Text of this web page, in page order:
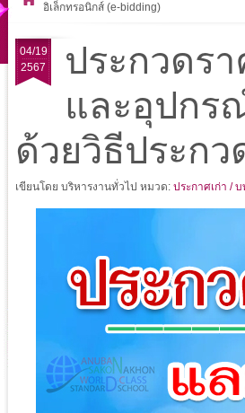
อิเล็กทรอนิกส์ (e-bidding)
04/19
2567
ประกวดรา
และอุปกร
ด้วยวิธีประกว
เขียนโดย บริหารงานทั่วไป หมวด: ประกาศเก่า /